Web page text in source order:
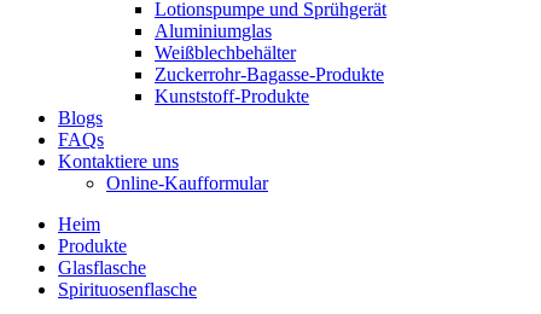
Lotionspumpe und Sprühgerät
Aluminiumglas
Weißblechbehälter
Zuckerrohr-Bagasse-Produkte
Kunststoff-Produkte
Blogs
FAQs
Kontaktiere uns
Online-Kaufformular
Heim
Produkte
Glasflasche
Spirituosenflasche